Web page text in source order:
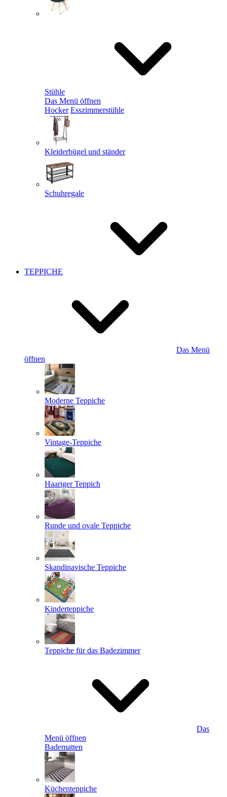
Stühle
Das Menü öffnen
Hocker Esszimmerstühle
Kleiderbügel und ständer
Schuhregale
TEPPICHE
Das Menü
öffnen
Moderne Teppiche
Vintage-Teppiche
Haariger Teppich
Runde und ovale Teppiche
Skandinavische Teppiche
Kinderteppiche
Teppiche für das Badezimmer
Das
Menü öffnen
Badematten
Küchenteppiche